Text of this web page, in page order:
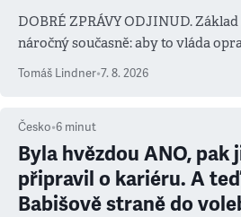
DOBRÉ ZPRÁVY ODJINUD.
náročný současně: aby to vláda
prioritu
Tomáš Lindner•7. 8. 2026
Česko•6 minut
Byla hvězdou ANO, pak
připravil o kariéru. A
Babišově straně do